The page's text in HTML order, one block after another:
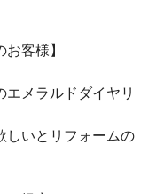
客様】
メラルドダイヤリ
しいとリフォームの